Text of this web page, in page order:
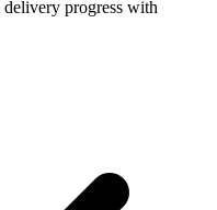
progress with